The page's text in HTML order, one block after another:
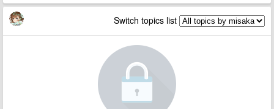
Switch topics list